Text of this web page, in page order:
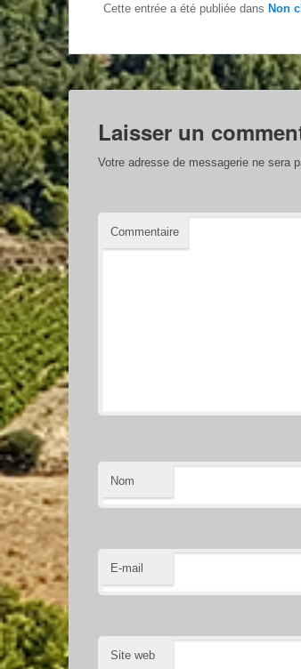
Cette entrée a été publiée dans Non
Laisser un
Votre adresse de messagerie ne sera
Commentaire
Nom
E-mail
Site web